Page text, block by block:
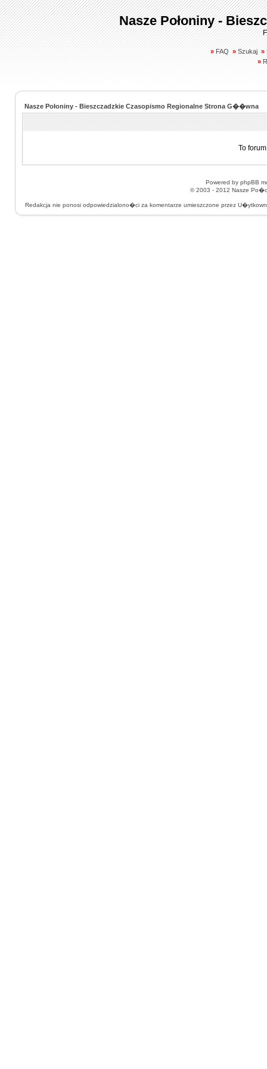
Nasze Połoniny -
» FAQ » Szukaj »
»
Nasze Połoniny - Bieszczadzkie Czasopismo Regionalne Strona G��wna
To
Powered by phpBB
© 2003 - 2012 Nasze
Redakcja nie ponosi odpowiedzialono�ci za komentarze umieszczone przez